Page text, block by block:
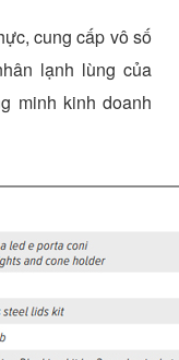
cung cấp vô số
lạnh lùng của
minh kinh doanh